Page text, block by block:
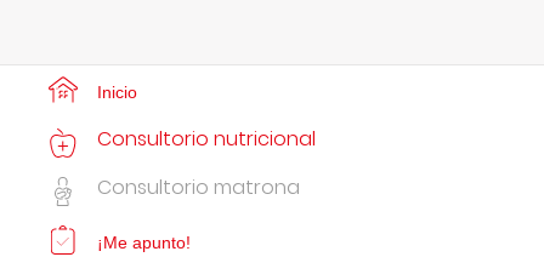
Inicio
Consultorio nutricional
Consultorio matrona
¡Me apunto!